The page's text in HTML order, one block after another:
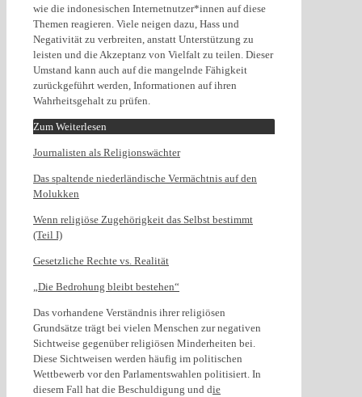
wie die indonesischen Internetnutzer*innen auf diese
Themen reagieren. Viele neigen dazu, Hass und
Negativität zu verbreiten, anstatt Unterstützung zu
leisten und die Akzeptanz von Vielfalt zu teilen. Dieser
Umstand kann auch auf die mangelnde Fähigkeit
zurückgeführt werden, Informationen auf ihren
Wahrheitsgehalt zu prüfen.
Zum Weiterlesen
Journalisten als Religionswächter
Das spaltende niederländische Vermächtnis auf den
Molukken
Wenn religiöse Zugehörigkeit das Selbst bestimmt
(Teil I)
Gesetzliche Rechte vs. Realität
„Die Bedrohung bleibt bestehen“
Das vorhandene Verständnis ihrer religiösen
Grundsätze trägt bei vielen Menschen zur negativen
Sichtweise gegenüber religiösen Minderheiten bei.
Diese Sichtweisen werden häufig im politischen
Wettbewerb vor den Parlamentswahlen politisiert. In
diesem Fall hat die Beschuldigung und die